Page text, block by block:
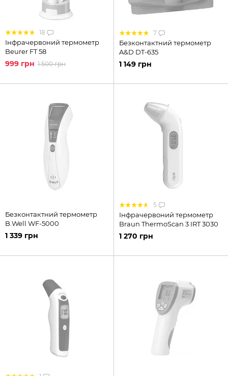
18
Інфрачервоний термометр
Beurer FT 58
999 грн 1 500 грн
7
Безконтактний термометр
A&D DT-635
1 149 грн
Безконтактний термометр
B.Well WF-5000
1 339 грн
5
Інфрачервоний термометр
Braun ThermoScan 3 IRT 3030
1 270 грн